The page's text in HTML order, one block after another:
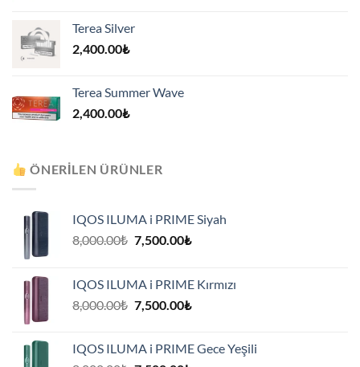
Terea Silver
2,400.00₺
Terea Summer Wave
2,400.00₺
ÖNERILEN ÜRÜNLER
IQOS ILUMA i PRIME Siyah
8,000.00₺ Orijinal
7,500.00₺Şu
7,500.00₺.
IQOS ILUMA i PRIME Kırmızı
8,000.00₺ Orijinal
7,500.00₺Şu
7,500.00₺.
IQOS ILUMA i PRIME Gece Yeşili